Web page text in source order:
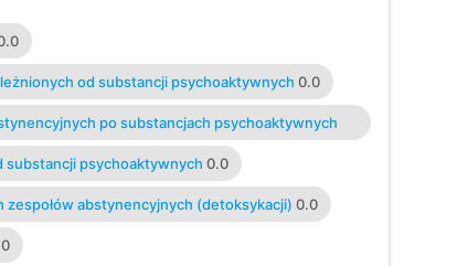
od substancji psychoaktywnych 0.0
po substancjach psychoaktywnych
substancji psychoaktywnych 0.0
zespołów abstynencyjnych (detoksykacji) 0.0